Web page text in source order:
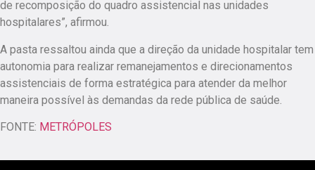
de recomposição do quadro assistencial nas unidades
hospitalares”, afirmou.
A pasta ressaltou ainda que a direção da unidade hospitalar tem
autonomia para realizar remanejamentos e direcionamentos
assistenciais de forma estratégica para atender da melhor
maneira possível às demandas da rede pública de saúde.
FONTE: METRÓPOLES